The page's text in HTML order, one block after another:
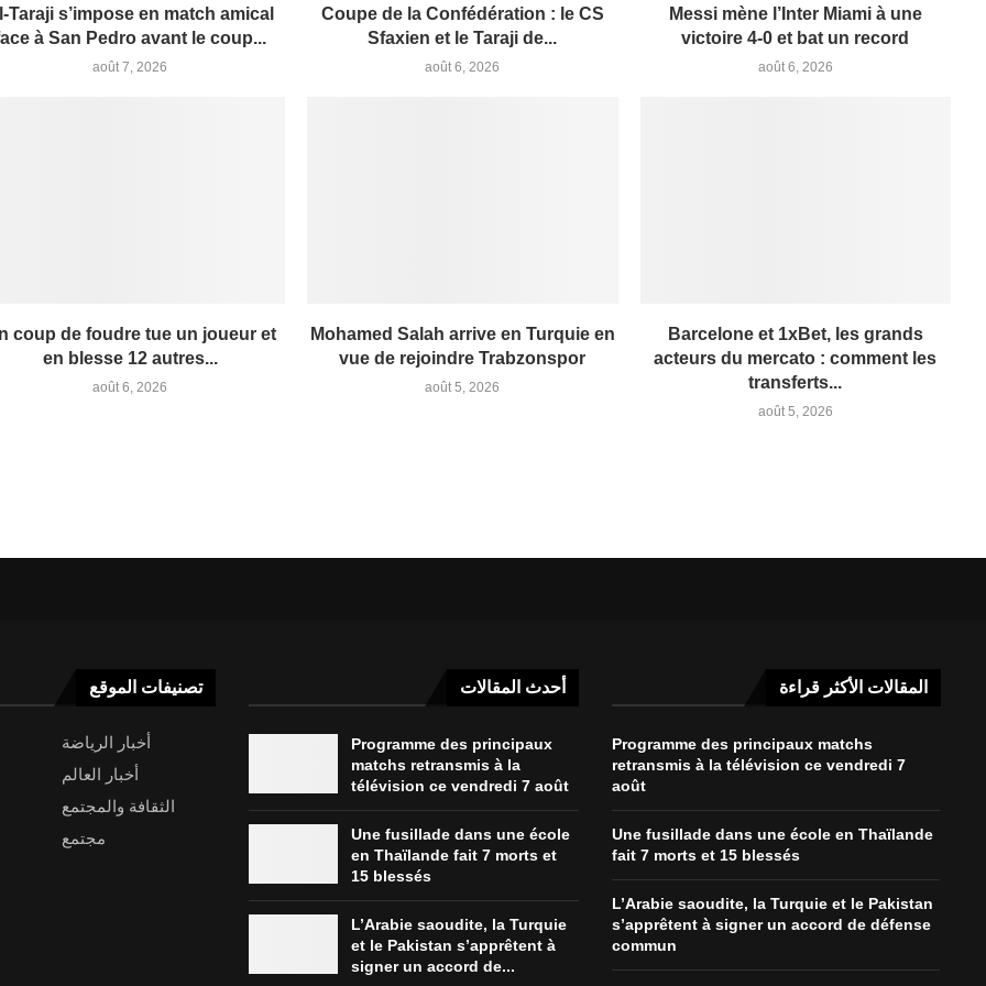
Taraji s’impose en match amical
à San Pedro avant le coup...
août 7, 2026
Coupe de la Confédération : le CS
Sfaxien et le Taraji de...
août 6, 2026
Messi mène l’Inter Miami à une
victoire 4-0 et bat un record
août 6, 2026
coup de foudre tue un joueur et
en blesse 12 autres...
août 6, 2026
Mohamed Salah arrive en Turquie en
vue de rejoindre Trabzonspor
août 5, 2026
Barcelone et 1xBet, les grands
acteurs du mercato : comment les
transferts...
août 5, 2026
تصنيفات الموقع
أخبار الرياضة
أخبار العالم
الثقافة والمجتمع
مجتمع
أحدث المقالات
Programme des principaux
matchs retransmis à la
télévision ce vendredi 7 août
Une fusillade dans une école
en Thaïlande fait 7 morts et
15 blessés
L’Arabie saoudite, la Turquie
et le Pakistan s’apprêtent à
signer un accord de...
المقالات الأكثر قراءة
Programme des principaux matchs
retransmis à la télévision ce vendredi 7
août
Une fusillade dans une école en Thaïlande
fait 7 morts et 15 blessés
L’Arabie saoudite, la Turquie et le Pakistan
s’apprêtent à signer un accord de défense
commun